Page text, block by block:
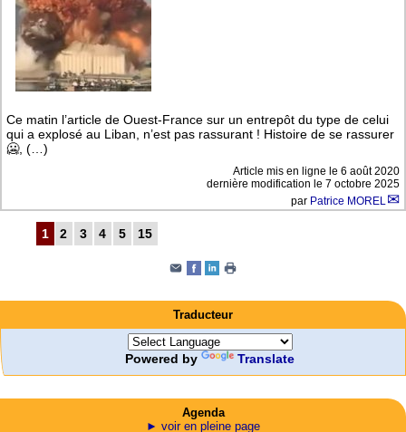
Ce matin l’article de Ouest-France sur un entrepôt du type de celui
qui a explosé au Liban, n’est pas rassurant ! Histoire de se rassurer
🥶, (…)
Article mis en ligne le 6 août 2020
dernière modification le 7 octobre 2025
par Patrice MOREL
1 2 3 4 5 15
Traducteur
Powered by Translate
Agenda
► voir en pleine page